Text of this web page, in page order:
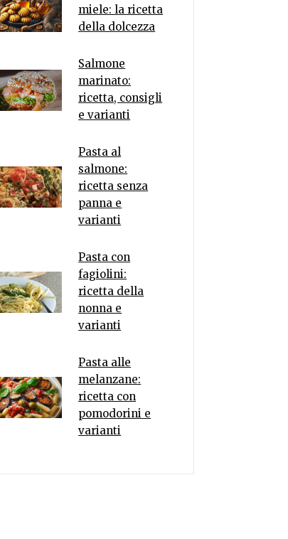
miele: la ricetta
della dolcezza
Salmone
marinato:
ricetta, consigli
e varianti
Pasta al
salmone:
ricetta senza
panna e
varianti
Pasta con
fagiolini:
ricetta della
nonna e
varianti
Pasta alle
melanzane:
ricetta con
pomodorini e
varianti